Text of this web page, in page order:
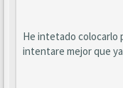
He intetado colocarlo
intentare mejor que